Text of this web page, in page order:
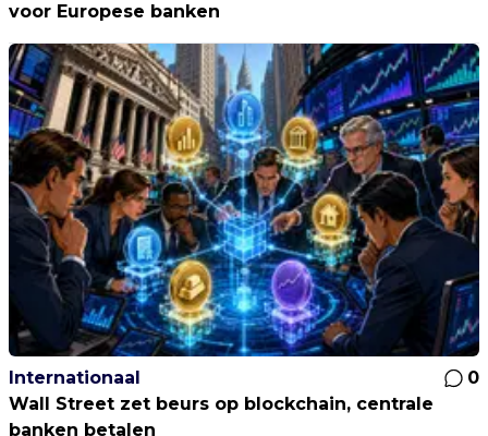
voor Europese banken
Internationaal
0
Wall Street zet beurs op blockchain, centrale
banken betalen